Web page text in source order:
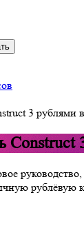
3 рублями
рублёвую